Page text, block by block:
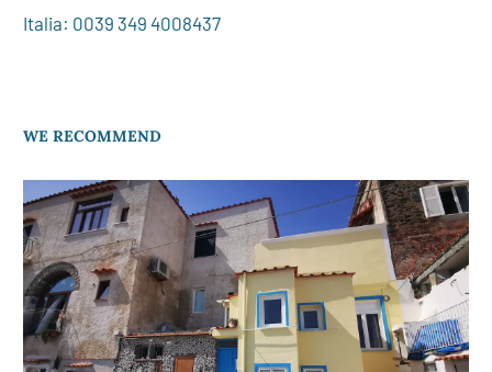
Italia: 0039 349 4008437
WE RECOMMEND